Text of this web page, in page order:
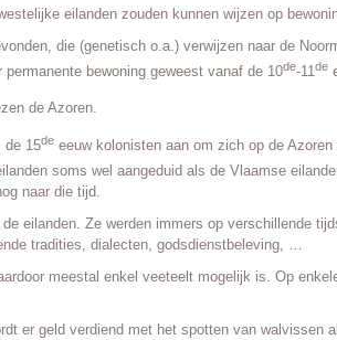
eilanden zouden kunnen wijzen op
die (genetisch o.a.) verwijzen naar de
bewoning geweest vanaf de 10de-11de
de Azoren.
de 15de eeuw kolonisten aan om zich op de
soms wel aangeduid als de Vlaamse
naar die tijd.
eilanden. Ze werden immers op verschillende
tradities, dialecten, godsdienstbeleving, …
meestal enkel veeteelt mogelijk is. Op
er geld verdiend met het spotten van walvissen